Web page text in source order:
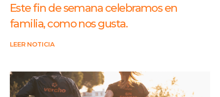
Este fin de semana celebramos en
familia, como nos gusta.
LEER NOTICIA